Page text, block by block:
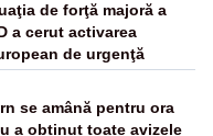
de forţă majoră a
a cerut activarea
de urgenţă
se amână pentru ora
a obținut toate avizele